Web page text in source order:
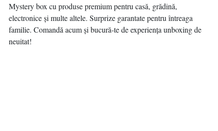
Mystery box cu produse premium pentru casă, grădină,
electronice și multe altele. Surprize garantate pentru întreaga
familie. Comandă acum și bucură-te de experiența unboxing de
neuitat!